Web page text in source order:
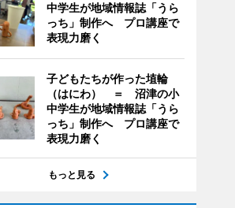
中学生が地域情報誌「うら
っち」制作へ プロ講座で
表現力磨く
子どもたちが作った埴輪
（はにわ） ＝ 沼津の小
中学生が地域情報誌「うら
っち」制作へ プロ講座で
表現力磨く
もっと見る